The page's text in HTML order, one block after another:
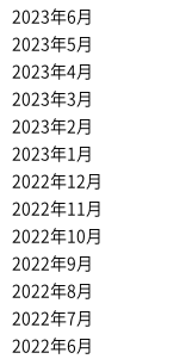
2023年6月
2023年5月
2023年4月
2023年3月
2023年2月
2023年1月
2022年12月
2022年11月
2022年10月
2022年9月
2022年8月
2022年7月
2022年6月